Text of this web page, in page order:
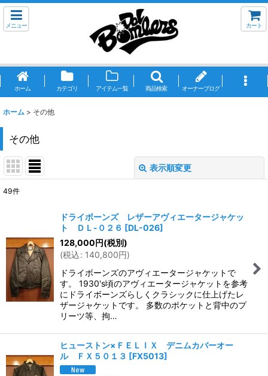
メニュー カート
ホーム カテゴリ アイテム一覧 商品検索 オーナーブログ
ホーム > その他
その他
表示順変更
表示数:
並び順:
絞り込む
49件
ドライボーンズ レザーアヴィエータージャケッ
ト ＤＬ-０２６ [DL-026]
128,000円(税別)
(税込: 140,800円)
ドライボーンズのアヴィエータージャケットで
す。 1930's頃のアヴィエータージャケットを参考
にドライボーンズらしくクラシックに仕上げたレ
ザージャケットです。 多数のポケットと背中のプ
リーツ等、拘…
ヒューストン×ＦＥＬＩＸ デニムカバーオー
ル ＦＸ５０１３ [FX5013]